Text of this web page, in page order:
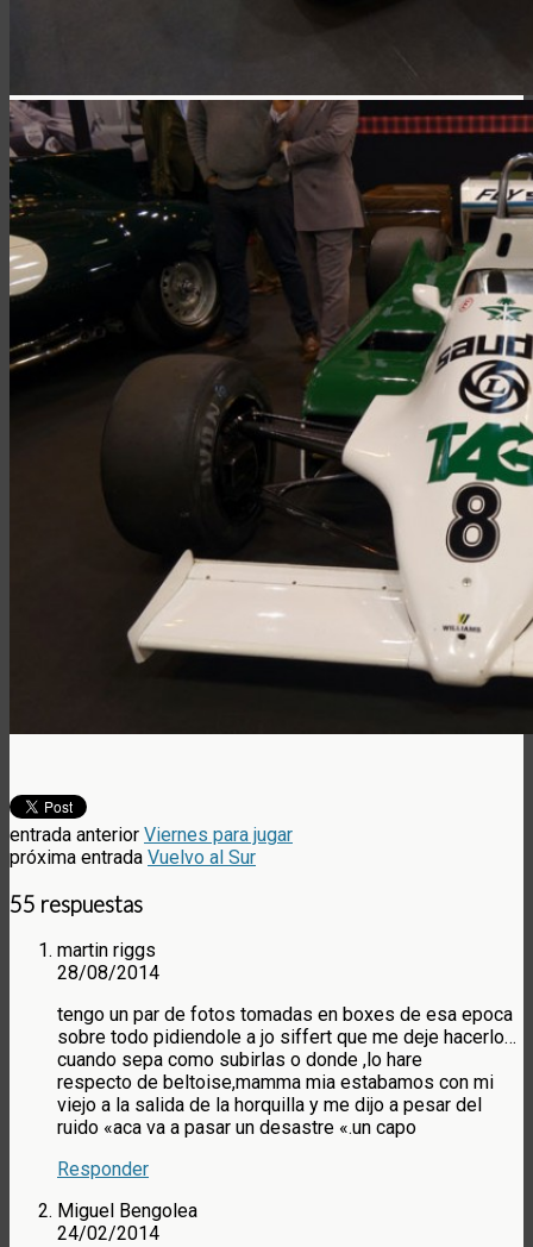
entrada anterior Viernes para jugar
próxima entrada Vuelvo al Sur
55 respuestas
martin riggs
28/08/2014
tengo un par de fotos tomadas en boxes de esa epoca
sobre todo pidiendole a jo siffert que me deje hacerlo…
cuando sepa como subirlas o donde ,lo hare
respecto de beltoise,mamma mia estabamos con mi
viejo a la salida de la horquilla y me dijo a pesar del
ruido «aca va a pasar un desastre «.un capo
Responder
Miguel Bengolea
24/02/2014